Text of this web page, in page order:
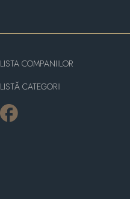
LISTA COMPANIILOR
LISTĂ CATEGORII